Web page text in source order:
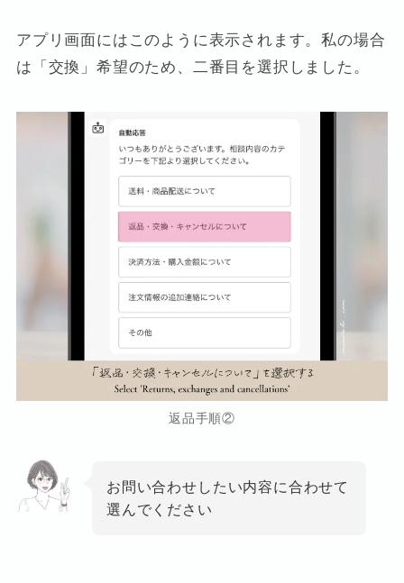
アプリ画面にはこのように表示されます。私の場合
は「交換」希望のため、二番目を選択しました。
返品手順②
お問い合わせしたい内容に合わせて
選んでください